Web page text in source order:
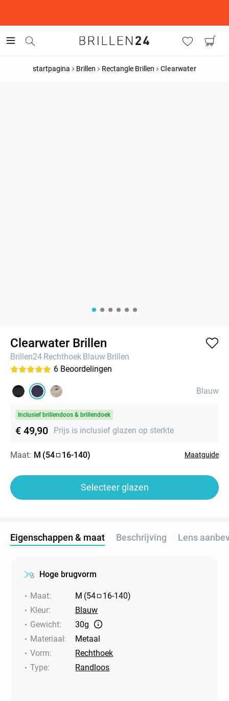
startpagina Brillen Rectangle Brillen Clearwater
Clearwater Brillen
Brillen24 Rechthoek Blauw Brillen
6 Beoordelingen
Blauw
Inclusief brillendoos & brillendoek
€ 49,90 Prijs is inclusief glazen op sterkte
Maat: M (54 16-140) Maatguide
Selecteer glazen
Eigenschappen & maat Beschrijving Lens
Hoge brugvorm
Maat: M (54 16-140)
Kleur:
Blauw
Gewicht:
30g
Materiaal:
Metaal
Vorm:
Rechthoek
Type: Randloos